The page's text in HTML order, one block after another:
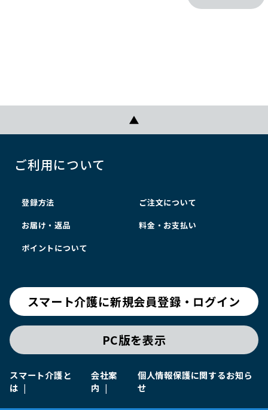
ご利用について
登録方法 ご注文について
お届け・返品 料金・お支払い
ポイントについて
スマート介護に新規会員登録・ログイン
PC版を表示
スマート介護と
は
会社案
内
個人情報保護に関するお知ら
せ